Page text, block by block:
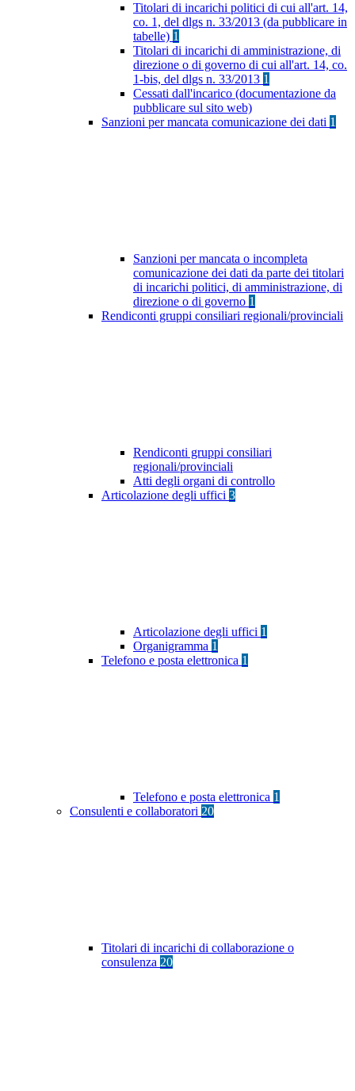
Titolari di incarichi politici di cui all'art. 14,
co. 1, del dlgs n. 33/2013 (da pubblicare in
tabelle) 1
Titolari di incarichi di amministrazione, di
direzione o di governo di cui all'art. 14, co.
1-bis, del dlgs n. 33/2013 1
Cessati dall'incarico (documentazione da
pubblicare sul sito web)
Sanzioni per mancata comunicazione dei dati 1
Sanzioni per mancata o incompleta
comunicazione dei dati da parte dei titolari
di incarichi politici, di amministrazione, di
direzione o di governo 1
Rendiconti gruppi consiliari regionali/provinciali
Rendiconti gruppi consiliari
regionali/provinciali
Atti degli organi di controllo
Articolazione degli uffici 3
Articolazione degli uffici 1
Organigramma 1
Telefono e posta elettronica 1
Telefono e posta elettronica 1
Consulenti e collaboratori 20
Titolari di incarichi di collaborazione o
consulenza 20